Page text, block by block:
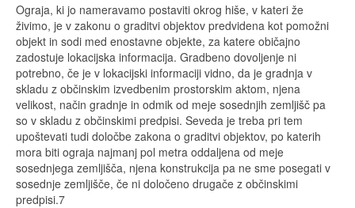
Ograja, ki jo nameravamo postaviti okrog hiše, v kateri že
živimo, je v zakonu o graditvi objektov predvidena kot pomožni
objekt in sodi med enostavne objekte, za katere običajno
zadostuje lokacijska informacija. Gradbeno dovoljenje ni
potrebno, če je v lokacijski informaciji vidno, da je gradnja v
skladu z občinskim izvedbenim prostorskim aktom, njena
velikost, način gradnje in odmik od meje sosednjih zemljišč pa
so v skladu z občinskimi predpisi. Seveda je treba pri tem
upoštevati tudi določbe zakona o graditvi objektov, po katerih
mora biti ograja najmanj pol metra oddaljena od meje
sosednjega zemljišča, njena konstrukcija pa ne sme posegati v
sosednje zemljišče, če ni določeno drugače z občinskimi
predpisi.7